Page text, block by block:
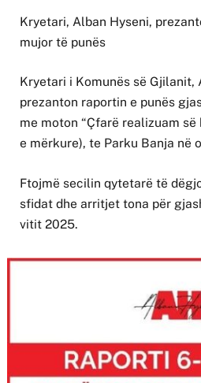
Kryetari, Alban Hyseni,
mujor të punës
Kryetari i Komunës së Gjilanit,
prezanton raportin e punës
me moton “Çfarë realizuam së
e mërkure), te Parku Banja në
Ftojmë secilin qytetarë të
sfidat dhe arritjet tona për
vitit 2025.